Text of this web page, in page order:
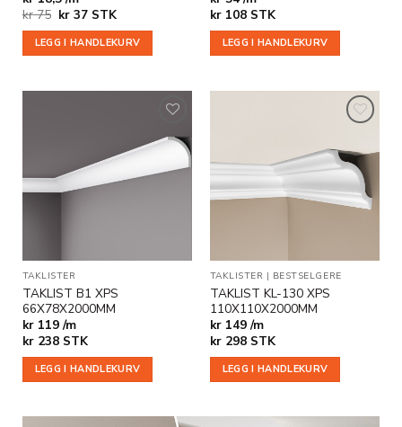
kr75 Opprinnelig
var:
kr 75.
kr37Nåværende
er:
kr 37.
STK
LEGG I HANDLEKURV
kr108 STK
LEGG I HANDLEKURV
ønskeliste
TAKLISTER
TAKLIST B1 XPS
66X78X2000MM
kr 119 /m
kr238 STK
LEGG I HANDLEKURV
Legg til
i
ønskeliste
TAKLISTER | BESTSELGERE
TAKLIST KL-130 XPS
110X110X2000MM
kr 149 /m
kr298 STK
LEGG I HANDLEKURV